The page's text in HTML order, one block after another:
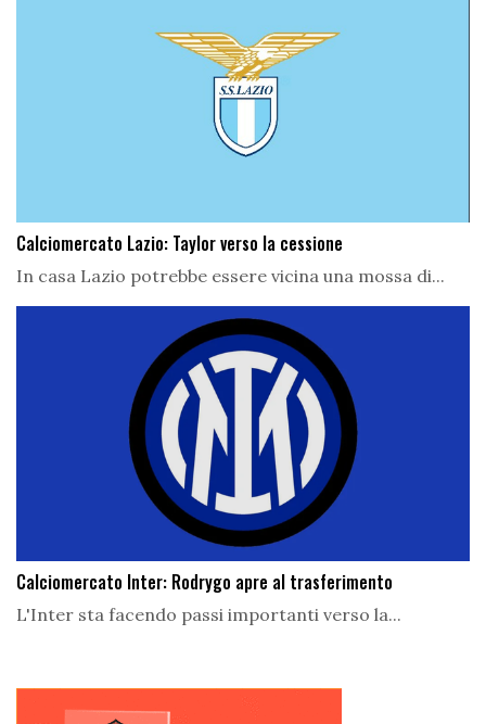
Calciomercato Lazio: Taylor verso la cessione
In casa Lazio potrebbe essere vicina una mossa di...
Calciomercato Inter: Rodrygo apre al trasferimento
L'Inter sta facendo passi importanti verso la...